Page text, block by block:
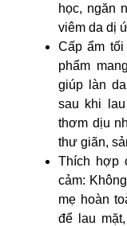
học, ngăn
viêm da dị
Cấp ẩm
phẩm
giúp làn
sau khi
thơm dịu
thư giãn,
Thích hợp
cảm:
mẹ hoàn
để lau